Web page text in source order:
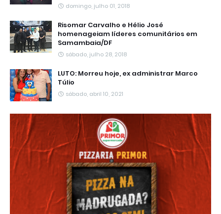
domingo, julho 01, 2018
Risomar Carvalho e Hélio José
homenageiam líderes comunitários em
Samambaia/DF
sábado, julho 28, 2018
LUTO: Morreu hoje, ex administrar Marco
Túlio
sábado, abril 10, 2021